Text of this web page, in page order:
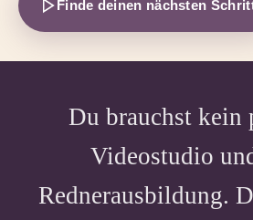
Finde deinen nächsten
Du brauchst kein
Videostudio
Rednerausbildung.